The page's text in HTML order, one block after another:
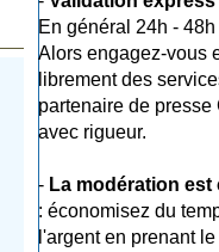
En général 24h - 48h
Alors engagez-vous
librement des
partenaire de presse
avec rigueur.
- La modération est
: économisez du
l'argent en prenant